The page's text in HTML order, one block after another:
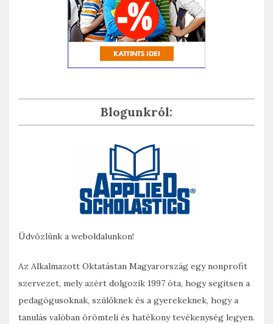
Blogunkról:
Üdvözlünk a weboldalunkon!
Az Alkalmazott Oktatástan Magyarország egy nonprofit
szervezet, mely azért dolgozik 1997 óta, hogy segítsen a
pedagógusoknak, szülőknek és a gyerekeknek, hogy a
tanulás valóban örömteli és hatékony tevékenység legyen.